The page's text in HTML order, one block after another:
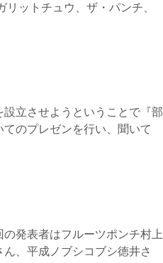
ットチュウ、ザ・パンチ、
立させようということで『部
のプレゼンを行い、聞いて
発表者はフルーツポンチ村上
、平成ノブシコブシ徳井さ